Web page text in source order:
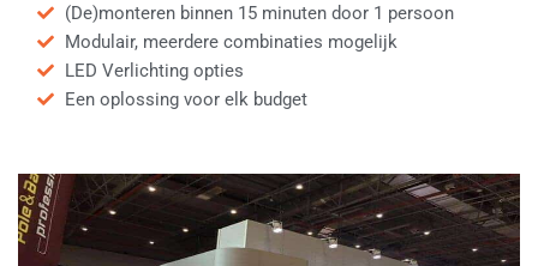
(De)monteren binnen 15 minuten door 1 persoon
Modulair, meerdere combinaties mogelijk
LED Verlichting opties
Een oplossing voor elk budget